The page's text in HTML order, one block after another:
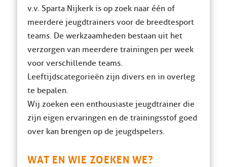
v.v. Sparta Nijkerk is op zoek naar één of
meerdere jeugdtrainers voor de breedtesport
teams. De werkzaamheden bestaan uit het
verzorgen van meerdere trainingen per week
voor verschillende teams.
Leeftijdscategorieën zijn divers en in overleg
te bepalen.
Wij zoeken een enthousiaste jeugdtrainer die
zijn eigen ervaringen en de trainingsstof goed
over kan brengen op de jeugdspelers.
WAT EN WIE ZOEKEN WE?